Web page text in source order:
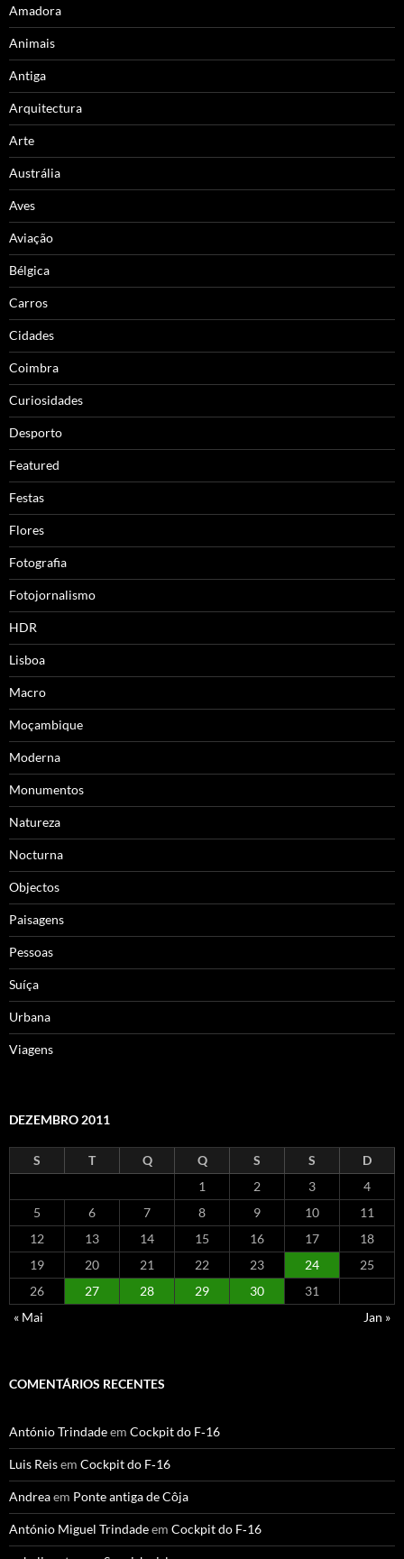
Amadora
Animais
Antiga
Arquitectura
Arte
Austrália
Aves
Aviação
Bélgica
Carros
Cidades
Coimbra
Curiosidades
Desporto
Featured
Festas
Flores
Fotografia
Fotojornalismo
HDR
Lisboa
Macro
Moçambique
Moderna
Monumentos
Natureza
Nocturna
Objectos
Paisagens
Pessoas
Suíça
Urbana
Viagens
DEZEMBRO 2011
S T Q Q S S
D
1
2 3
4
5
6 7 8 9 10
11
12
13 14 15 16 17
18
19
20 21 22 23 24
25
26
27 28 29 30
31
« Mai
Jan »
COMENTÁRIOS RECENTES
António Trindadeem Cockpit do F‑16
Luis Reisem Cockpit do F‑16
Andreaem Ponte antiga de Côja
António Miguel Trindadeem Cockpit do F‑16